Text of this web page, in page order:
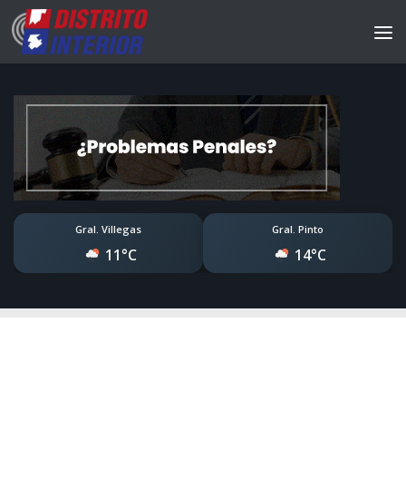
Gral. Villegas
11°C
Gral. Pinto
14°C